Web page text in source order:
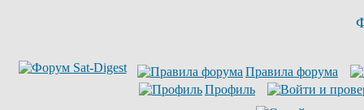
Правила форума
Профиль